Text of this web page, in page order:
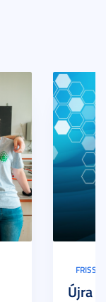
FRISS
Újra